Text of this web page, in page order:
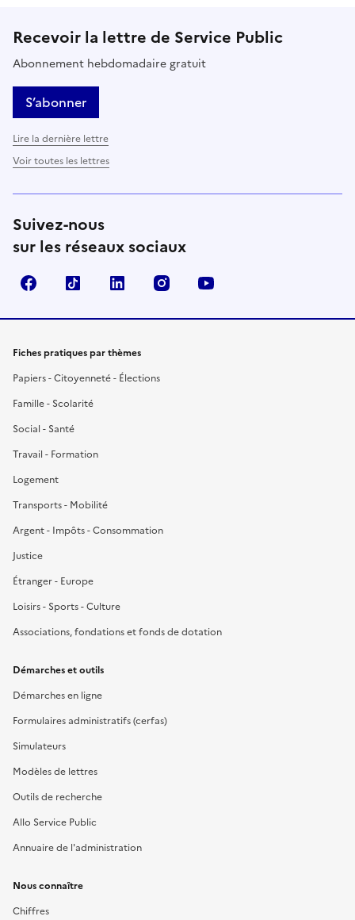
Recevoir la lettre de Service Public
Abonnement hebdomadaire gratuit
S’abonner
Lire la dernière lettre
Voir toutes les lettres
Suivez-nous
sur les réseaux sociaux
FacebookTikTok LinkedIn Instagram
Fiches pratiques par thèmes
Papiers - Citoyenneté - Élections
Famille - Scolarité
Social - Santé
Travail - Formation
Logement
Transports - Mobilité
Argent - Impôts - Consommation
Justice
Étranger - Europe
Loisirs - Sports - Culture
Associations, fondations et fonds de dotation
Démarches et outils
Démarches en ligne
Formulaires administratifs (cerfas)
Simulateurs
Modèles de lettres
Outils de recherche
Allo Service Public
Annuaire de l'administration
Nous connaître
Chiffres